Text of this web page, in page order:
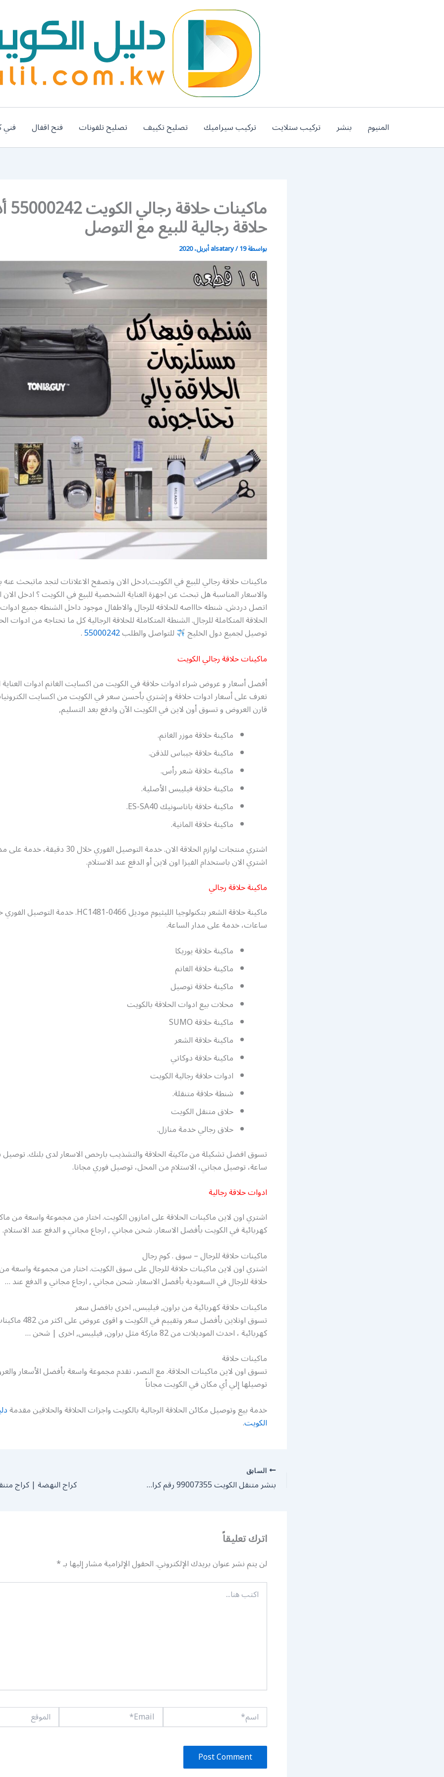
المنيوم بنشر تركيب ستلايت تركيب سيراميك تصليح تكييف تصليح تلفونات فتح اقفال فني
حلاقة رجالية للبيع مع التوصل
بواسطة alsatary/19 أبريل، 2020
ماكينات حلاقة رجالي للبيع في الكويت,ادخل الان وتصفح الاعلانات لتجد ماتبحث
والاسعار المناسبة هل تبحث عن اجهزة العناية الشخصية للبيع في الكويت ؟ ادخل
اتصل دردش. شنطه خاااصه للحلاقه للرجال والاطفال موجود داخل الشنطه جميع
الحلاقة المتكاملة للرجال. الشنطة المتكاملة للحلاقة الرجالية كل ما تحتاجه من ادوات
توصيل لجميع دول الخليج للتواصل والطلب55000242
.
ماكينات حلاقة رجالي الكويت
أفضل أسعار و عروض شراء ادوات حلاقة في الكويت من اكسايت الغانم ادوات
تعرف على أسعار ادوات حلاقة و إشتري بأحسن سعر في الكويت من اكسايت
قارن العروض و تسوق أون لاين في الكويت الآن وادفع بعد التسليم,
ماكينة حلاقة موزر الغانم.
ماكينة حلاقة جيباس للذقن.
ماكينة حلاقة شعر رأس.
ماكينة حلاقة فيليبس الأصلية.
ماكينة حلاقة باناسونيك ES-SA40.
ماكينة حلاقة المانية.
اشتري منتجات لوازم الحلاقة الان. خدمة التوصيل الفوري
اشتري الان باستخدام الفيزا اون لاين أو الدفع عند الاستلام.
ماكينة حلاقة رجالي
ساعات، خدمة على مدار الساعة.
ماكينة حلاقة يوريكا
ماكينة حلاقة الغانم
ماكينة حلاقة توصيل
محلات بيع ادوات الحلاقة بالكويت
ماكينة حلاقة SUMO
ماكينة حلاقة الشعر
ماكينة حلاقة دوكاتي
ادوات حلاقة رجالية الكويت
شنطة حلاقة متنقلة.
حلاق متنقل الكويت
حلاق رجالي خدمة منازل.
تسوق افضل تشكيلة منماكينةالحلاقة والتشذيب بارخص الاسعار لدى بلنك.
ساعة، توصيل مجاني، الاستلام من المحل، توصيل فوري مجانا.
ادوات حلاقة رجالية
اشتري اون لاين ماكينات الحلاقة على امازون الكويت. اختار من مجموعة واسعة من
كهربائية في الكويت بأفضل الاسعار. شحن مجاني , ارجاع مجاني و الدفع عند الاستلام.
ماكينات حلاقة للرجال – سوق . كوم رجال
اشتري اون لاين ماكينات حلاقة للرجال على سوق الكويت. اختار من مجموعة واسعة
حلاقة للرجال في السعودية بأفضل الاسعار. شحن مجاني , ارجاع مجاني و الدفع عند …
ماكينات حلاقة كهربائية من براون, فيليبس, اخرى بافضل سعر
تسوق اونلاين بأفضل سعر وتقييم
كهربائية ، احدث الموديلات من 82 ماركة مثل براون, فيليبس, اخرى | شحن …
ماكينات حلاقة
تسوق اون لاين ماكينات الحلاقة. مع النصر، نقدم مجموعة واسعة بأفضل الأسعار
توصيلها إلي أي مكان في الكويت مجاناً
خدمة بيع وتوصيل مكائن الحلاقة الرجالية بالكويت واجزات الحلاقة والحلاقين مقدمة
الكويت.
السابق
بنشر متنقل الكويت 99007355 رقم كراج متنقل خدمة كهربائي تصليح السيارات
اترك تعليقاً
لن يتم نشر عنوان بريدك الإلكتروني.الحقول الإلزامية مشار إليها بـ*
اكتب
هنا...
اسم* Email* الموقع